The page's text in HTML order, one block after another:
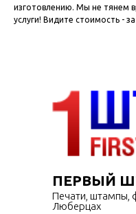
изготовлению. Мы не тянем
услуги! Видите стоимость -
ПЕРВЫЙ
Печати, штампы,
Люберцах